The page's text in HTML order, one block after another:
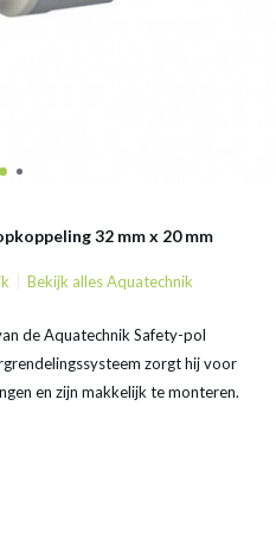
32 mm x 20 mm
Bekijk alles Aquatechnik
de Aquatechnik Safety-pol
zorgt hij voor
en zijn makkelijk te monteren.